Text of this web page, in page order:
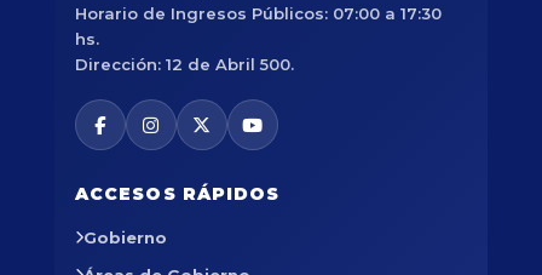
Horario de Ingresos Públicos: 07:00 a 17:30
hs.
Dirección: 12 de Abril 500.
ACCESOS RÁPIDOS
Gobierno